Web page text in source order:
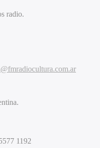
radio.
1192